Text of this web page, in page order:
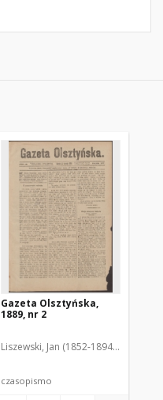
Gazeta Olsztyńska,
1889, nr 2
Liszewski, Jan (1852-1894). Red.
czasopismo